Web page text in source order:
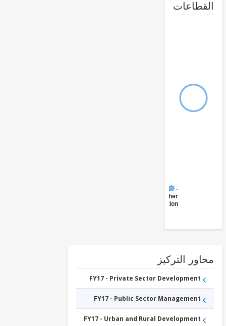
Transportation
التركيز
FY17 - Private Sector Development
FY17 - Public Sector Management
FY17 - Urban and Rural Development